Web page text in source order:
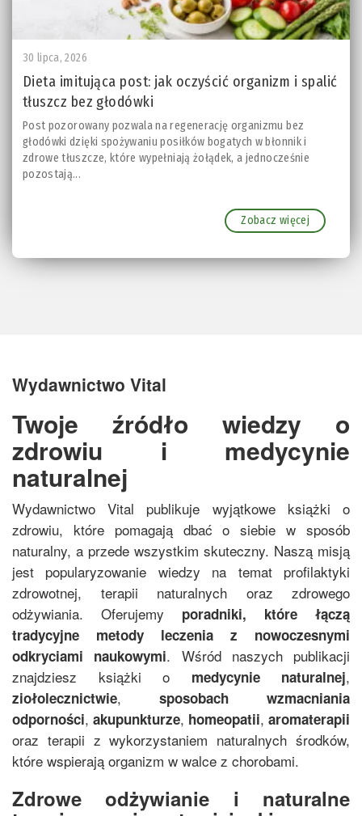
30 lipca, 2026
Dieta imitująca post: jak oczyścić organizm i spalić
tłuszcz bez głodówki
Post pozorowany pozwala na regenerację organizmu bez
głodówki dzięki spożywaniu posiłków bogatych w błonnik i
zdrowe tłuszcze, które wypełniają żołądek, a jednocześnie
pozostają...
Zobacz więcej
Wydawnictwo Vital
Twoje źródło wiedzy o
zdrowiu i medycynie
naturalnej
Wydawnictwo Vital publikuje wyjątkowe książki o
zdrowiu, które pomagają dbać o siebie w sposób
naturalny, a przede wszystkim skuteczny. Naszą misją
jest popularyzowanie wiedzy na temat profilaktyki
zdrowotnej, terapii naturalnych oraz zdrowego
odżywiania. Oferujemy poradniki, które łączą
tradycyjne metody leczenia z nowoczesnymi
odkryciami naukowymi. Wśród naszych publikacji
znajdziesz książki o medycynie naturalnej,
ziołolecznictwie, sposobach wzmacniania
odporności, akupunkturze, homeopatii, aromaterapii
oraz terapii z wykorzystaniem naturalnych środków,
które wspierają organizm w walce z chorobami.
Zdrowe odżywianie i naturalne